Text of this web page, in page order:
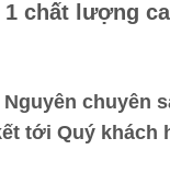
chất lượng
chuyên
tới Quý khách